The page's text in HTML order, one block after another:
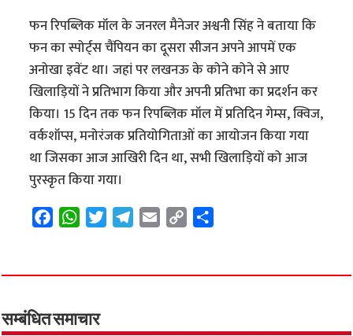
फन रिपब्लिक मॉल के जनरल मैनेजर अश्वनी सिंह ने बताया कि
फन का स्पोर्ट्स चैंपियन का दूसरा सीजन अपने आपमें एक
अनोखा इवेंट था। जहां पर लखनऊ के कोने कोने से आए
खिलाड़ियों ने प्रतिभाग किया और अपनी प्रतिभा का प्रदर्शन कर
किया। 15 दिन तक फन रिपब्लिक मॉल में प्रतिदिन गेम्स, क्विज,
वर्कशॉप्स, मनोरंजक प्रतियोगिताओं का आयोजन किया गया
था जिसका आज आखिरी दिन था, सभी खिलाड़ियों को आज
पुरस्कृत किया गया।
F
e
o
W
t
A
T
t
T
e
E
i
C
y
r
सम्बंधित समाचार